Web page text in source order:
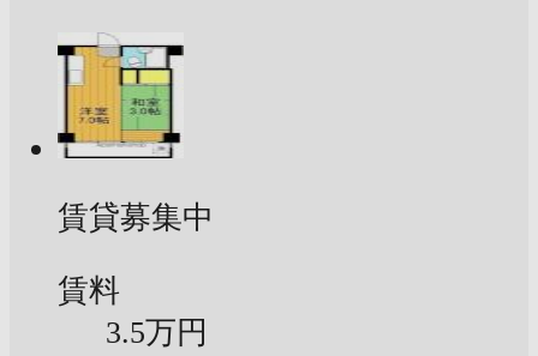
賃貸募集中
賃料
3.5万円